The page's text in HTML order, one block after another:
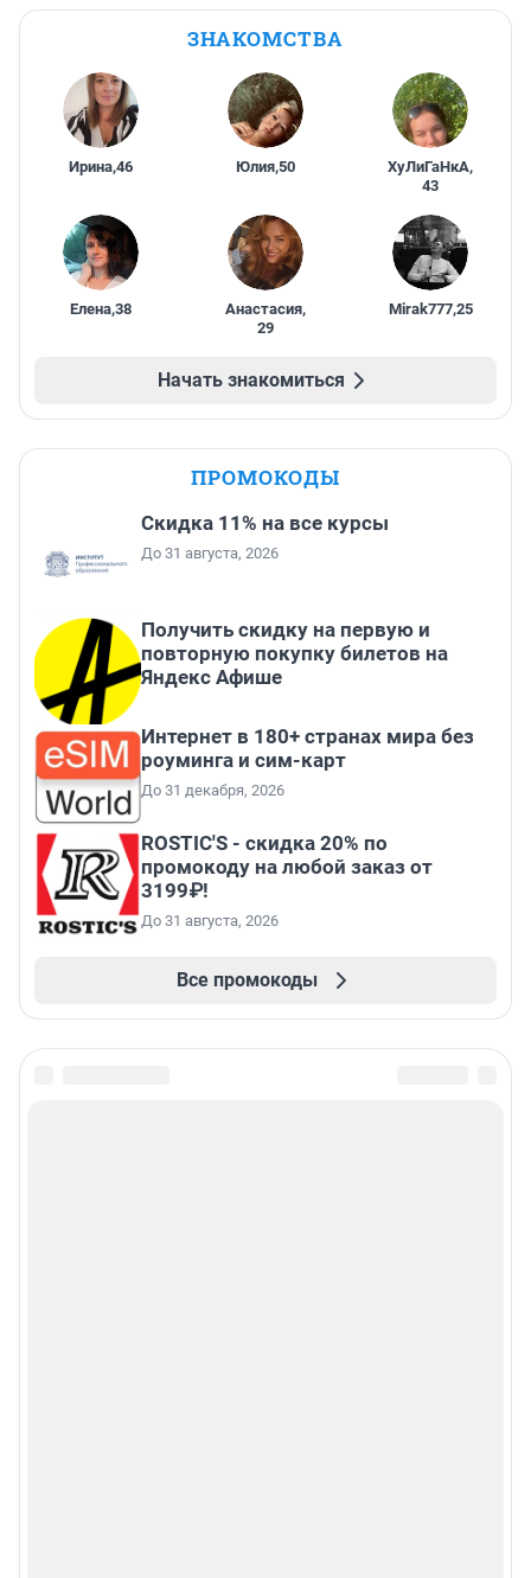
ЗНАКОМСТВА
Ирина,46 Юлия,50 ХуЛиГаНкА,
43
Елена,38 Анастасия,
29
Mirak777,25
Начать знакомиться
ПРОМОКОДЫ
Скидка 11% на все курсы
До 31 августа, 2026
Получить скидку на первую и
повторную покупку билетов на
Яндекс Афише
Интернет в 180+ странах мира без
роуминга и сим-карт
До 31 декабря, 2026
ROSTIC'S - скидка 20% по
промокоду на любой заказ от
3199₽!
До 31 августа, 2026
Все промокоды